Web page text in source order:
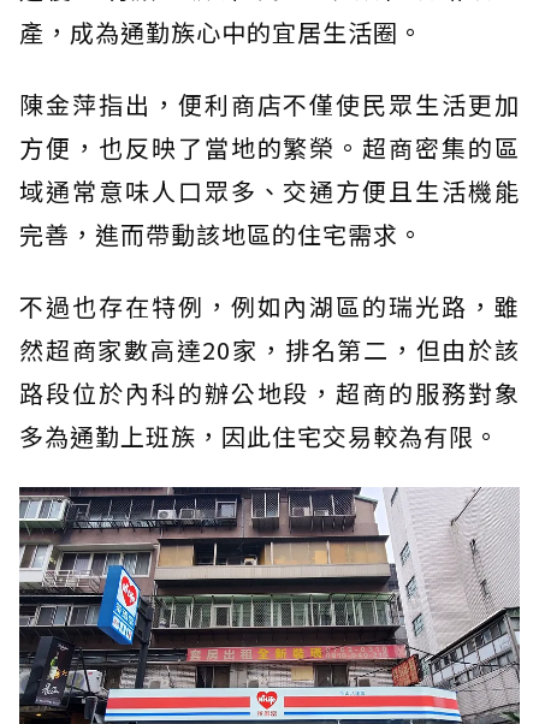
產，成為通勤族心中的宜居生活圈。
陳金萍指出，便利商店不僅使民眾生活更加
方便，也反映了當地的繁榮。超商密集的區
域通常意味人口眾多、交通方便且生活機能
完善，進而帶動該地區的住宅需求。
不過也存在特例，例如內湖區的瑞光路，雖
然超商家數高達20家，排名第二，但由於該
路段位於內科的辦公地段，超商的服務對象
多為通勤上班族，因此住宅交易較為有限。